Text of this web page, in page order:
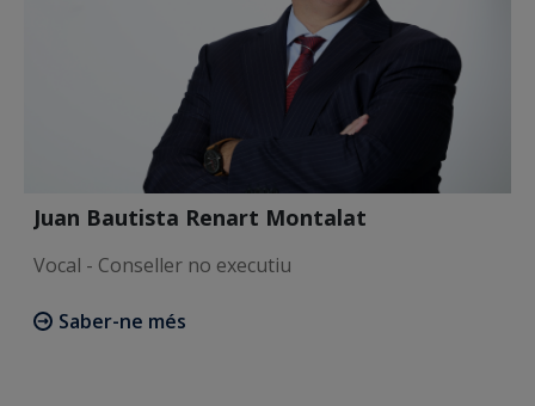
Juan Bautista Renart Montalat
Vocal - Conseller no executiu
Saber-ne més